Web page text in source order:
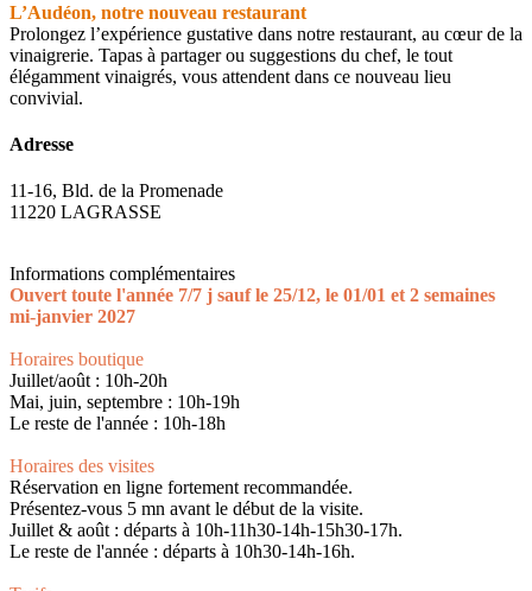
L’Audéon, notre nouveau restaurant
Prolongez l’expérience gustative dans notre restaurant, au cœur de la
vinaigrerie. Tapas à partager ou suggestions du chef, le tout
élégamment vinaigrés, vous attendent dans ce nouveau lieu
convivial.
Adresse
11-16, Bld. de la Promenade
11220 LAGRASSE
Informations complémentaires
Ouvert toute l'année 7/7 j sauf le 25/12, le 01/01 et 2 semaines
mi-janvier 2027
Horaires boutique
Juillet/août : 10h-20h
Mai, juin, septembre : 10h-19h
Le reste de l'année : 10h-18h
Horaires des visites
Réservation en ligne fortement recommandée.
Présentez-vous 5 mn avant le début de la visite.
Juillet & août : départs à 10h-11h30-14h-15h30-17h.
Le reste de l'année : départs à 10h30-14h-16h.